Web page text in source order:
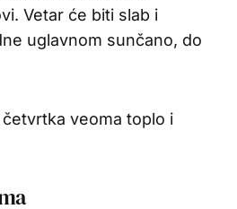
Vetar će biti slab i
uglavnom sunčano, do
veoma toplo i